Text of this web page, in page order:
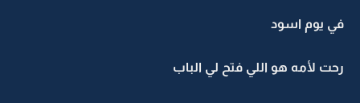
في يوم اسود
رحت لأمه هو اللي فتح لي الباب